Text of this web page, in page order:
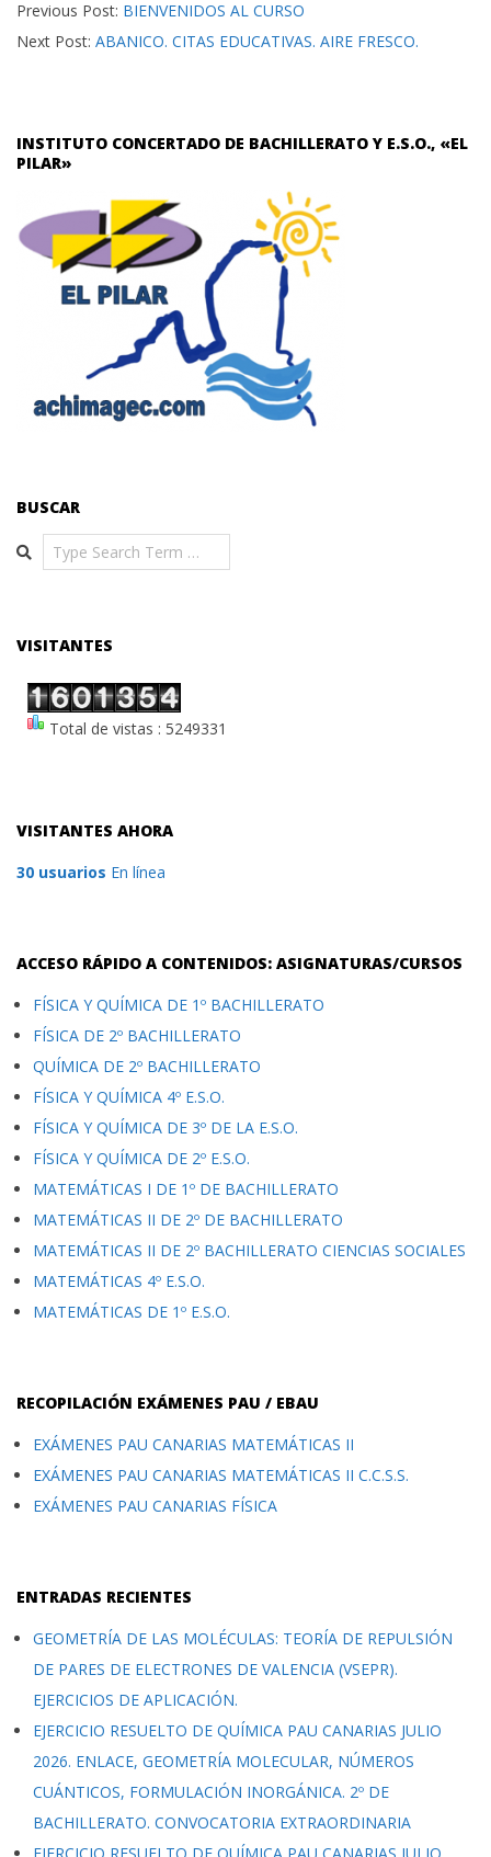
Previous Post: BIENVENIDOS AL CURSO
Next Post: ABANICO. CITAS EDUCATIVAS. AIRE FRESCO.
INSTITUTO CONCERTADO DE BACHILLERATO Y E.S.O., «EL
PILAR»
BUSCAR
Search
VISITANTES
Total de vistas : 5249331
VISITANTES AHORA
30 usuarios En línea
ACCESO RÁPIDO A CONTENIDOS: ASIGNATURAS/CURSOS
FÍSICA Y QUÍMICA DE 1º BACHILLERATO
FÍSICA DE 2º BACHILLERATO
QUÍMICA DE 2º BACHILLERATO
FÍSICA Y QUÍMICA 4º E.S.O.
FÍSICA Y QUÍMICA DE 3º DE LA E.S.O.
FÍSICA Y QUÍMICA DE 2º E.S.O.
MATEMÁTICAS I DE 1º DE BACHILLERATO
MATEMÁTICAS II DE 2º DE BACHILLERATO
MATEMÁTICAS II DE 2º BACHILLERATO CIENCIAS SOCIALES
MATEMÁTICAS 4º E.S.O.
MATEMÁTICAS DE 1º E.S.O.
RECOPILACIÓN EXÁMENES PAU / EBAU
EXÁMENES PAU CANARIAS MATEMÁTICAS II
EXÁMENES PAU CANARIAS MATEMÁTICAS II C.C.S.S.
EXÁMENES PAU CANARIAS FÍSICA
ENTRADAS RECIENTES
GEOMETRÍA DE LAS MOLÉCULAS: TEORÍA DE REPULSIÓN
DE PARES DE ELECTRONES DE VALENCIA (VSEPR).
EJERCICIOS DE APLICACIÓN.
EJERCICIO RESUELTO DE QUÍMICA PAU CANARIAS JULIO
2026. ENLACE, GEOMETRÍA MOLECULAR, NÚMEROS
CUÁNTICOS, FORMULACIÓN INORGÁNICA. 2º DE
BACHILLERATO. CONVOCATORIA EXTRAORDINARIA